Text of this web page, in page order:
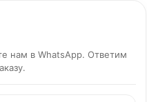
нам в WhatsApp. Ответим